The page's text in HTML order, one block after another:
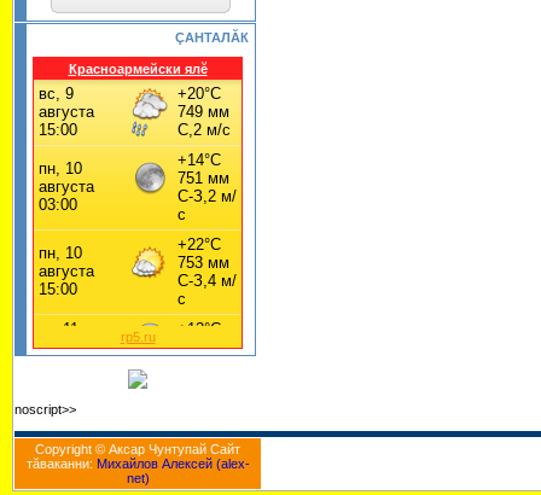
ÇАНТАЛĂК
Красноармейски ялĕ
rp5.ru
noscript>>
Copyright © Аксар Чунтупай Cайт
тăваканни: Михайлов Алексей (alex-
net)